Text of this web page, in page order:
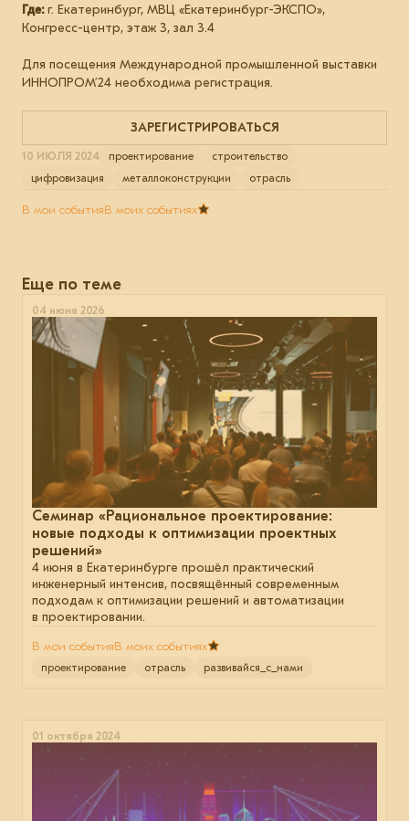
Где:г. Екатеринбург, МВЦ «Екатеринбург-ЭКСПО»,
Конгресс-центр, этаж 3, зал 3.4
Для посещения Международной промышленной выставки
ИННОПРОМ’24 необходима регистрация.
ЗАРЕГИСТРИРОВАТЬСЯ
10 ИЮЛЯ 2024 проектирование
строительство
цифровизация
металлоконструкции отрасль
В мои событияВ моих событиях
Еще по теме
04 июня 2026
Семинар «Рациональное проектирование:
новые подходы к оптимизации проектных
решений»
4 июня в Екатеринбурге прошёл практический
инженерный интенсив, посвящённый современным
подходам к оптимизации решений и автоматизации
в проектировании.
В мои событияВ моих событиях
проектирование отрасль развивайся_с_нами
01 октября 2024